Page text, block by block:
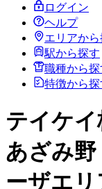
ログイン
ヘルプ
エリアから
駅から探す
職種から探
特徴から探
テイケ
あざみ
ーザエ